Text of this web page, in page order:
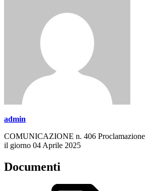
admin
COMUNICAZIONE n. 406 Proclamazione
il giorno 04 Aprile 2025
Documenti